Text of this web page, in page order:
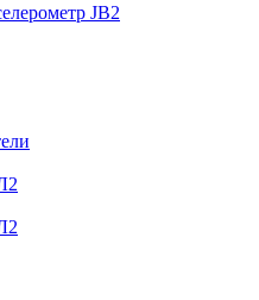
JB2